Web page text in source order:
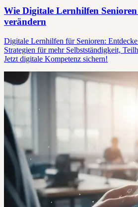
Wie Digitale Lernhilfen
verändern
Digitale Lernhilfen für Senioren: Entdecke
Strategien für mehr Selbstständigkeit,
Jetzt digitale Kompetenz sichern!